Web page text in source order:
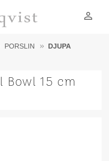
person_outline
PORSLIN
DJUPA
Bowl 15 cm